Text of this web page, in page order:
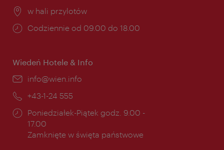
Miejsce:
w hali przylotów
Godziny
Codziennie od 09.00 do 18.00
Wiedeń Hotele & Info
E-
info@wien.info
Telefon:
+43-1-24 555
Godziny
otwarcia:
Poniedziałek-Piątek godz. 9.00 -
17.00
Zamknięte w święta państwowe